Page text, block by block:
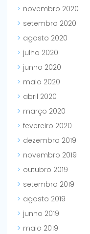
novembro 2020
setembro 2020
agosto 2020
julho 2020
junho 2020
maio 2020
abril 2020
março 2020
fevereiro 2020
dezembro 2019
novembro 2019
outubro 2019
setembro 2019
agosto 2019
junho 2019
maio 2019